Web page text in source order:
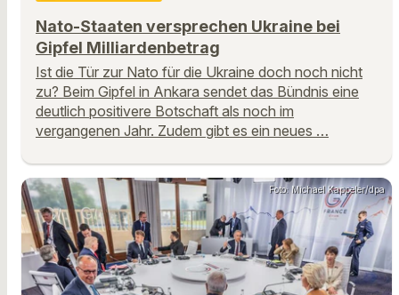
Nato-Staaten versprechen Ukraine bei
Gipfel Milliardenbetrag
Ist die Tür zur Nato für die Ukraine doch noch nicht
zu? Beim Gipfel in Ankara sendet das Bündnis eine
deutlich positivere Botschaft als noch im
vergangenen Jahr. Zudem gibt es ein neues …
Foto: Michael Kappeler/dpa